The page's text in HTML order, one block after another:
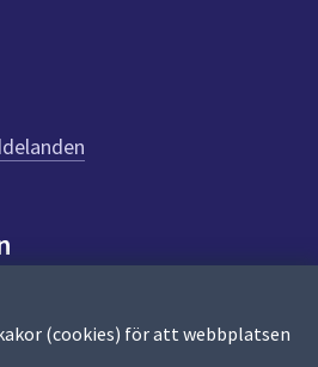
(cookies) för att webbplatsen
diarium